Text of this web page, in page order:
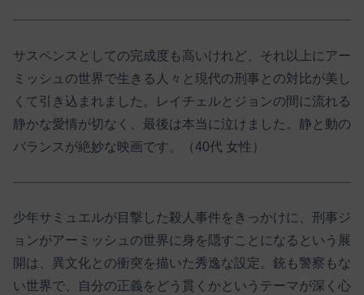
サスペンスとしての完成度も高いけれど、それ以上にアー
ミッシュの世界で生きる人々と現代の刑事との対比が美し
くて引き込まれました。レイチェルとジョンの間に流れる
静かな愛情が切なく、最後は本当に泣けました。静と動の
バランスが絶妙な映画です。（40代 女性）
少年サミュエルが目撃した殺人事件をきっかけに、刑事ジ
ョンがアーミッシュの世界に身を隠すことになるという展
開は、異文化との衝突を描いた秀逸な設定。銃も警察もな
い世界で、自分の正義をどう貫くかというテーマが深く心